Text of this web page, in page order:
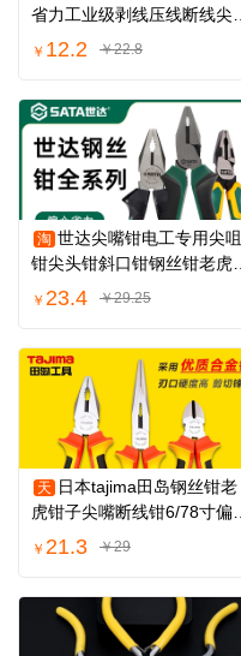
省力工业级剥线压线断线尖口
钳8寸电工钳
￥ 12.2 ￥22.8
淘 世达尖嘴钳电工专用尖咀
钳尖头钳斜口钳钢丝钳老虎钳
钳子工具
￥ 23.4 ￥29.25
天 日本tajima田岛钢丝钳老
虎钳子尖嘴断线钳6/78寸偏口
斜嘴钳多用途
￥ 21.3 ￥29